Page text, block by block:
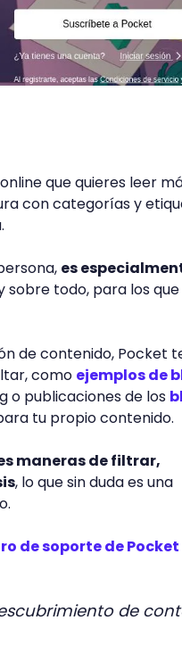
que quieres leer
con categorías y
es
sobre todo, para los
de contenido, Pocket
como ejemplos de
o publicaciones de los
tu propio contenido.
maneras de filtrar,
, lo que sin duda es una
de soporte de Pocket
de